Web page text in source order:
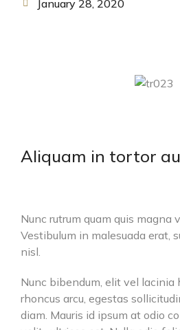
January 28, 2020
Aliquam in tortor
Nunc rutrum quam quis magna
Vestibulum in malesuada erat,
nisl.
Nunc bibendum, elit vel lacinia
rhoncus arcu, egestas
diam. Mauris id ipsum at odio